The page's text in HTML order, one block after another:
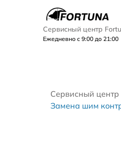
Сервисный центр
Ежедневно с 9:00 до 21:00
Сервисный центр
Замена шим